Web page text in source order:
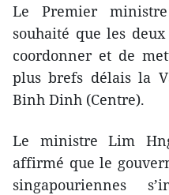
Le Premier
souhaité que les
coordonner et de
plus brefs délais la
Binh Dinh (Centre).
Le ministre Lim
affirmé que le
singapouriennes